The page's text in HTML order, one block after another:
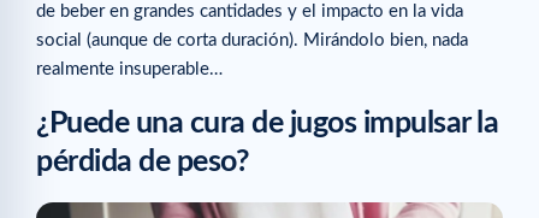
de beber en grandes cantidades y el impacto en la vida
social (aunque de corta duración). Mirándolo bien, nada
realmente insuperable…
¿Puede una cura de jugos impulsar la
pérdida de peso?